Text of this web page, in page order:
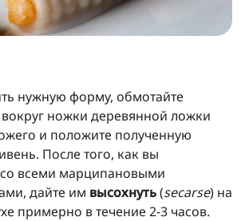
нужную форму, обмотайте
ножки деревянной ложки
и положите полученную
После того, как вы
со всеми марципановыми
дайте им высохнуть(secarse) на
примерно в течение 2-3 часов.